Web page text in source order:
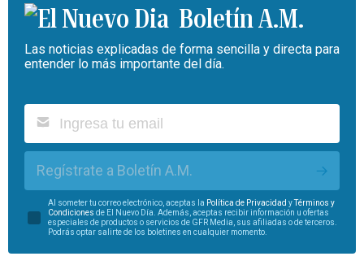
Boletín A.M.
Las noticias explicadas de forma sencilla y directa para
entender lo más importante del día.
Regístrate a Boletín A.M.
Al someter tu correo electrónico, aceptas la Política de Privacidad y
Términos y
Condiciones de El Nuevo Día. Además, aceptas recibir información u ofertas
especiales de productos o servicios de GFR Media, sus afiliadas o de terceros.
Podrás optar salirte de los boletines en cualquier momento.